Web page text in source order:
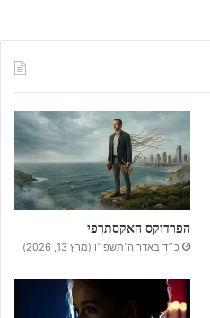
הפרדוקס האקסתרפי
כ״ד באדר ה׳תשפ״ו (מרץ 13, 2026)